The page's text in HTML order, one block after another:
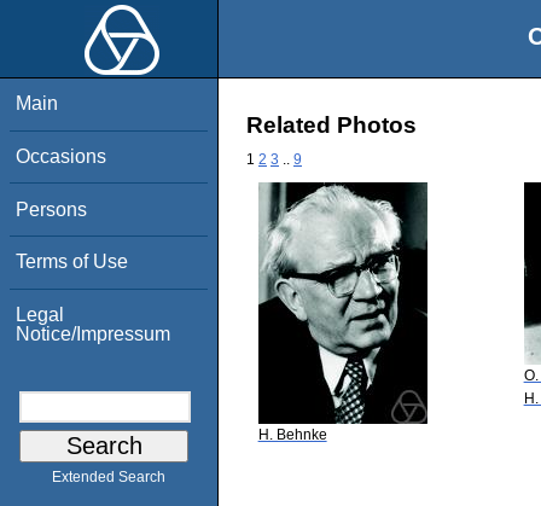
Main
Occasions
Persons
Terms of Use
Legal
Notice/Impressum
Extended Search
Related Photos
1 2 3 9
H. Behnke